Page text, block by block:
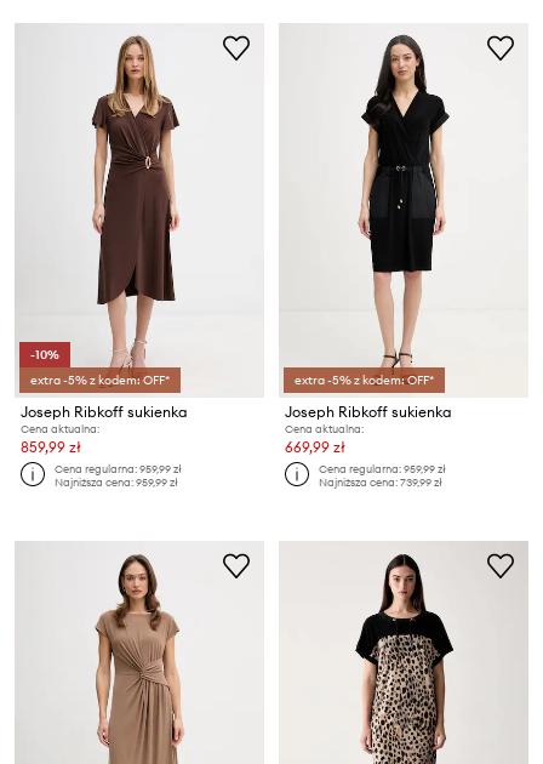
-10%
extra -5% z kodem: OFF*
Joseph Ribkoff sukienka
Cena aktualna:
859,99 zł
Cena regularna:959,99 zł
Najniższa cena:959,99 zł
extra -5% z kodem: OFF*
Joseph Ribkoff sukienka
Cena aktualna:
669,99 zł
Cena regularna:959,99 zł
Najniższa cena:739,99 zł